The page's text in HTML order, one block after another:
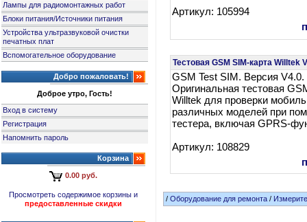
Лампы для радиомонтажных работ
Блоки питания/Источники питания
Устройства ультразвуковой очистки
печатных плат
Вспомогательное оборудование
Добро пожаловать!
Доброе утро, Гость!
Вход в систему
Регистрация
Напомнить пароль
Корзина
0.00 руб.
Просмотреть содержимое корзины и
предоставленные скидки
Артикул: 105994
Тестовая GSM SIM-карта Willtek
GSM Test SIM. Версия V4.0.
Оригинальная тестовая
Willtek для проверки
различных моделей при
тестера, включая GPRS-
Артикул: 108829
/Оборудование для ремонта /